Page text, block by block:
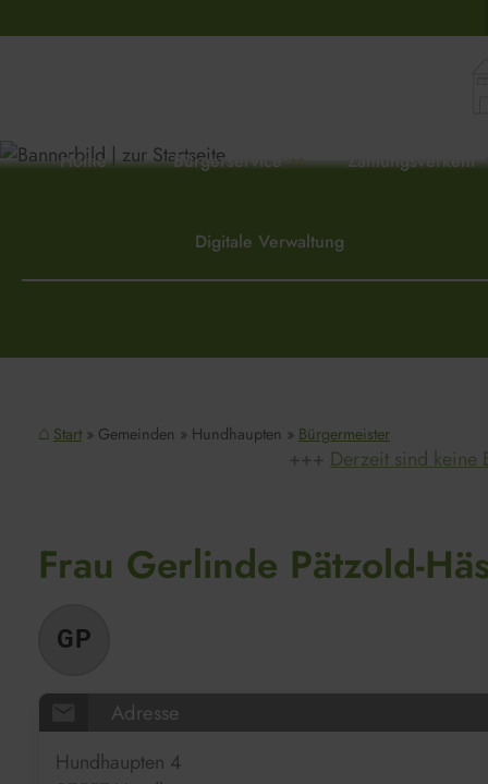
Home Bürgerservice Zahlungsverkehr
Digitale Verwaltung
Start Gemeinden Hundhaupten Bürgermeister
Derzeit sind keine
Frau Gerlinde Pätzold-
GP
Adresse
Hundhaupten 4